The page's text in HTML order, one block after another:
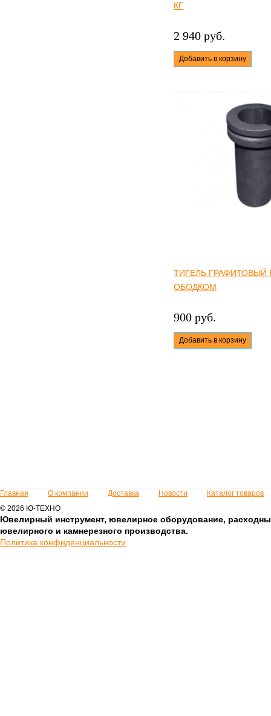
КГ
2 940 руб.
Добавить в корзину
ТИГЕЛЬ ГРАФИТОВЫЙ
ОБОДКОМ
900 руб.
Добавить в корзину
Главная О компании Доставка Новости
Каталог товаров
© 2026 Ю-ТЕХНО
Ювелирный инструмент, ювелирное оборудование,
ювелирного и камнерезного производства.
Политика конфиденциальности